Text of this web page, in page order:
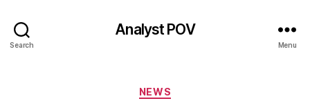
Search
Analyst POV
Menu
Categories
NEWS